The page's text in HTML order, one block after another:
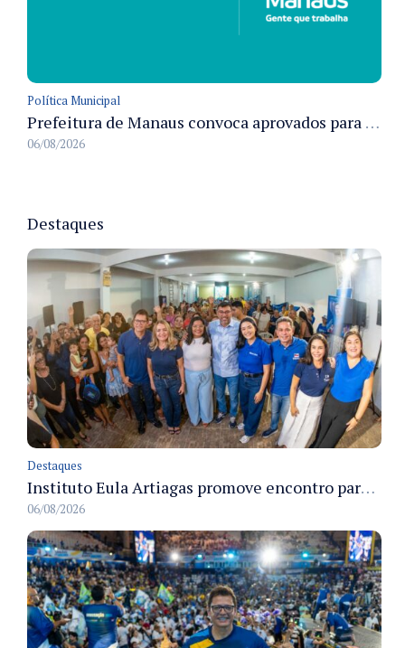
Política Municipal
Prefeitura de Manaus convoca aprovados para Campanha de Vacinação Antirrábica Animal e fixa prazo para pré-admissão
06/08/2026
Destaques
Destaques
Instituto Eula Artiagas promove encontro para discutir melhorias para o bairro Petrópolis
06/08/2026